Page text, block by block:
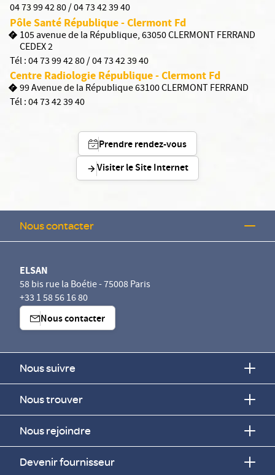
04 73 99 42 80 / 04 73 42 39 40
Pôle Santé République - Clermont Fd
105 avenue de la République, 63050 CLERMONT FERRAND
CEDEX 2
Tél :04 73 99 42 80 / 04 73 42 39 40
Centre Radiologie République - Clermont Fd
99 Avenue de la République 63100 CLERMONT FERRAND
Tél :04 73 42 39 40
Prendre rendez-vous
Visiter le Site Internet
Nous contacter
ELSAN
58 bis rue la Boétie - 75008 Paris
+33 1 58 56 16 80
Nous contacter
Nous suivre
Nous trouver
Nous rejoindre
Devenir fournisseur